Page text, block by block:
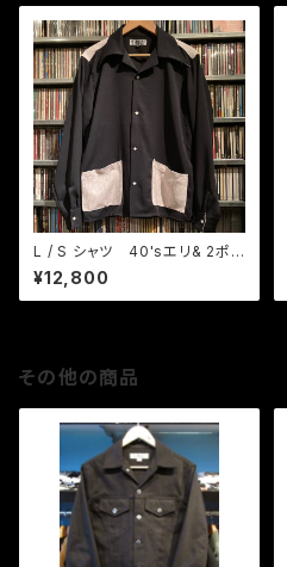
L / S シャツ 40'sエリ& 2ポ
ケ BK / グレーピンク
¥12,800
その他の商品